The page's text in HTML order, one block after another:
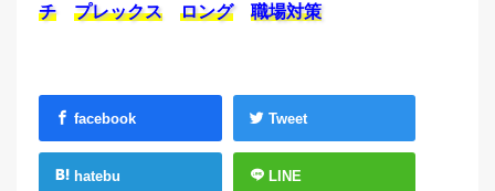
チ
プレックス ロング 職場対策
facebook Tweet
hatebu LINE